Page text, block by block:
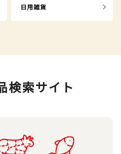
日用雑貨
検索サイト